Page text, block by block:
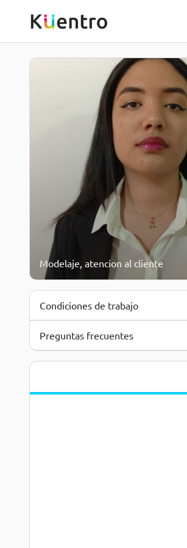
Modelaje, atencion al cliente
Condiciones de trabajo
Preguntas frecuentes